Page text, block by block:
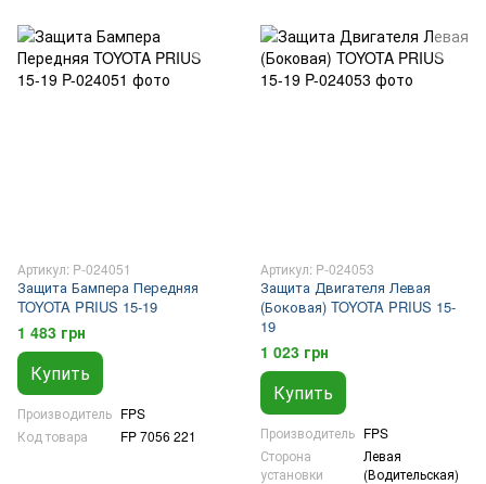
Артикул: P-024051
Защита Бампера Передняя
TOYOTA PRIUS 15-19
1 483 грн
Купить
Производитель FPS
Код товара
FP 7056 221
Артикул: P-024053
Защита Двигателя Левая
(Боковая) TOYOTA PRIUS 15-
19
1 023 грн
Купить
Производитель FPS
Сторона
установки
Левая
(Водительская)